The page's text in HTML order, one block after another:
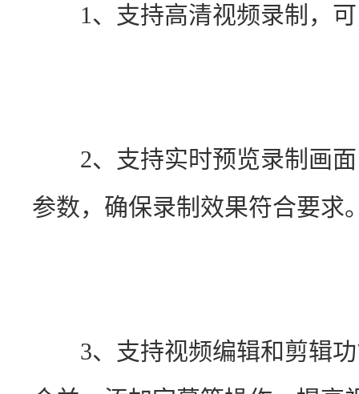
1、支持高清视频录制，可
2、支持实时预览录制画面
参数，确保录制效果符合要求
3、支持视频编辑和剪辑功